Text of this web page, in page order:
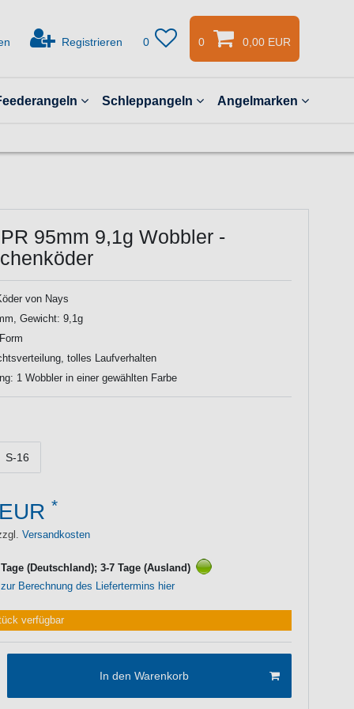
Registrieren 0 0 0,00 EUR
Schleppangeln Angelmarken
95mm 9,1g Wobbler -
von Nays
Gewicht: 9,1g
tolles Laufverhalten
1 Wobbler in einer gewählten Farbe
S-16
*
Versandkosten
(Deutschland); 3-7 Tage (Ausland)
Berechnung des Liefertermins hier
verfügbar
In den Warenkorb